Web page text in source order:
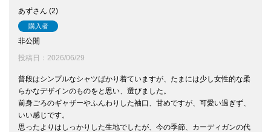
あず 2
購入者
非公開
投稿日
2026/06/29
普段はシンプルなシャツばかり着ていますが、たまには少し女性的な柔
らかなデザインのものをと思い、選びました。
前身ごろのギャザーやふんわりした袖口、甘めですが、可愛い過ぎず、
いい感じです。
思ったよりはしっかりした生地でしたが、今の季節、カーディガンの代